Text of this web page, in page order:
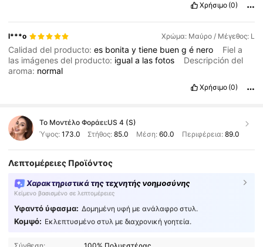
Χρήσιμο (0)
l***o Χρώμα: Μαύρο / Μέγεθος: L
Calidad del producto:es bonitaytiene buengé nero
Fiel a
las imágenes del producto: iguala lasfotos
Descripción del
aroma: normal
Χρήσιμο (0)
Το Μοντέλο Φοράει:US 4 (S)
Ύψος: 173.0 Στήθος:85.0 Μέση: 60.0 Περιφέρεια: 89.0
Λεπτομέρειες Προϊόντος
Χαρακτηριστικά της τεχνητής νοημοσύνης
Κείμενο βασισμένο σε λεπτομέρειες
Υφαντό ύφασμα: Δομημένη υφή με ανάλαφρο στυλ.
Κομψό: Εκλεπτυσμένο στυλ με διαχρονική γοητεία.